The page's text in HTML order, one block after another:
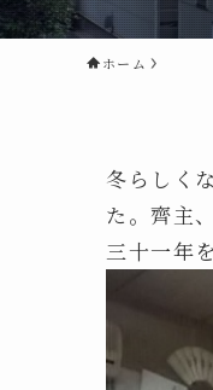
ホーム
冬らしく
た。齊主
三十一年